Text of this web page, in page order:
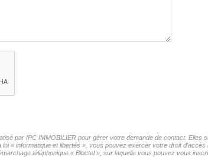
par IPC IMMOBILIER pour gérer votre demande de contact.
« informatique et libertés », vous pouvez exercer votre droit
téléphonique « Bloctel », sur laquelle vous pouvez vous